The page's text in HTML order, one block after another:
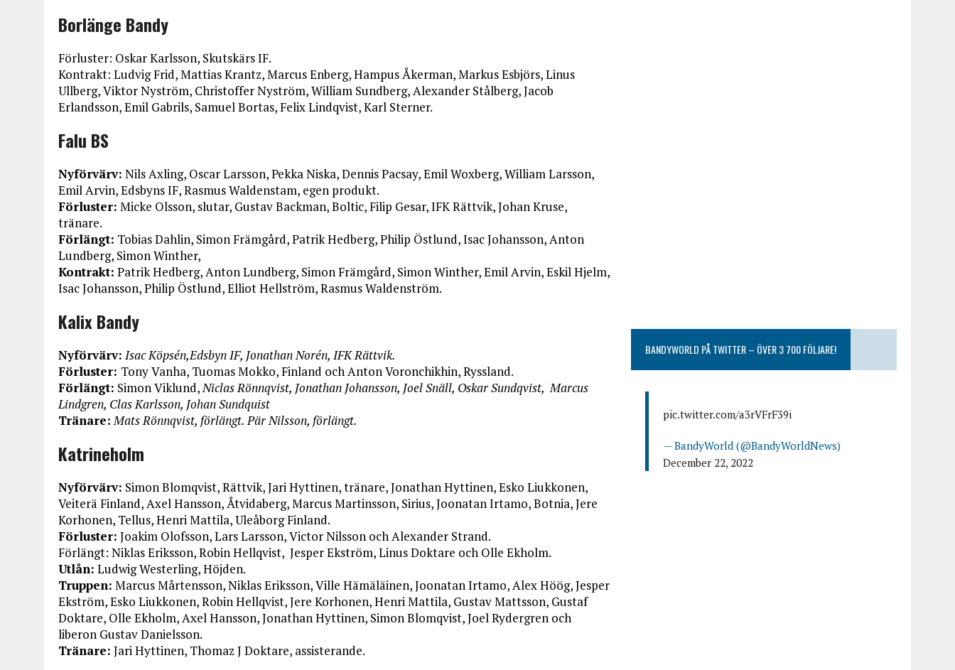
Borlänge Bandy
Förluster: Oskar Karlsson, Skutskärs IF.
Kontrakt: Ludvig Frid, Mattias Krantz, Marcus Enberg, Hampus Åkerman, Markus Esbjörs, Linus
Ullberg, Viktor Nyström, Christoffer Nyström, William Sundberg, Alexander Stålberg, Jacob
Erlandsson, Emil Gabrils, Samuel Bortas, Felix Lindqvist, Karl Sterner.
Falu BS
Nyförvärv: Nils Axling, Oscar Larsson, Pekka Niska, Dennis Pacsay, Emil Woxberg, William Larsson,
Emil Arvin, Edsbyns IF, Rasmus Waldenstam, egen produkt.
Förluster: Micke Olsson, slutar, Gustav Backman, Boltic, Filip Gesar, IFK Rättvik, Johan Kruse,
tränare.
Förlängt: Tobias Dahlin, Simon Främgård, Patrik Hedberg, Philip Östlund, Isac Johansson, Anton
Lundberg, Simon Winther,
Kontrakt: Patrik Hedberg, Anton Lundberg, Simon Främgård, Simon Winther, Emil Arvin, Eskil Hjelm,
Isac Johansson, Philip Östlund, Elliot Hellström, Rasmus Waldenström.
Kalix Bandy
Nyförvärv: Isac Köpsén,Edsbyn IF, Jonathan Norén, IFK Rättvik.
Förluster: Tony Vanha, Tuomas Mokko, Finland och Anton Voronchikhin, Ryssland.
Förlängt: Simon Viklund,Niclas Rönnqvist, Jonathan Johansson, Joel Snäll, Oskar Sundqvist, Marcus
Lindgren, Clas Karlsson, Johan Sundquist
Tränare: Mats Rönnqvist, förlängt. Pär Nilsson, förlängt.
Katrineholm
Nyförvärv: Simon Blomqvist, Rättvik, Jari Hyttinen, tränare, Jonathan Hyttinen, Esko Liukkonen,
Veiterä Finland, Axel Hansson, Åtvidaberg, Marcus Martinsson, Sirius, Joonatan Irtamo, Botnia, Jere
Korhonen, Tellus, Henri Mattila, Uleåborg Finland.
Förluster: Joakim Olofsson, Lars Larsson, Victor Nilsson och Alexander Strand.
Förlängt: Niklas Eriksson, Robin Hellqvist, Jesper Ekström, Linus Doktare och Olle Ekholm.
Utlån: Ludwig Westerling, Höjden.
Truppen: Marcus Mårtensson, Niklas Eriksson, Ville Hämäläinen, Joonatan Irtamo, Alex Höög, Jesper
Ekström, Esko Liukkonen, Robin Hellqvist, Jere Korhonen, Henri Mattila, Gustav Mattsson, Gustaf
Doktare, Olle Ekholm, Axel Hansson, Jonathan Hyttinen, Simon Blomqvist, Joel Rydergren och
liberon Gustav Danielsson.
Tränare: Jari Hyttinen, Thomaz J Doktare, assisterande.
BANDYWORLD PÅ TWITTER – ÖVER 3 700 FÖLJARE!
pic.twitter.com/a3rVFrF39i
— BandyWorld (@BandyWorldNews)
December 22, 2022